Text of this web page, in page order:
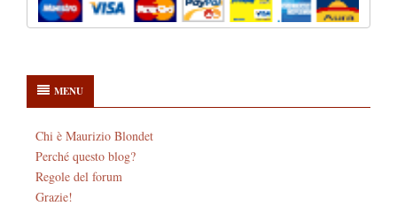
MENU
Chi è Maurizio Blondet
Perché questo blog?
Regole del forum
Grazie!